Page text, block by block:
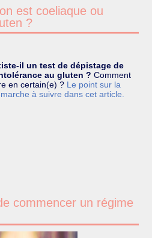
est coeliaque ou
?
il un test de dépistage de
au gluten ? Comment
en certain(e) ?Le point sur la
à suivre dans cet article.
commencer un régime